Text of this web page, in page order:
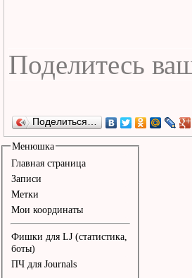
Поделиться…
Менюшка
Главная страница
Записи
Метки
Мои координаты
Фишки для LJ (статистика,
боты)
ПЧ для Journals